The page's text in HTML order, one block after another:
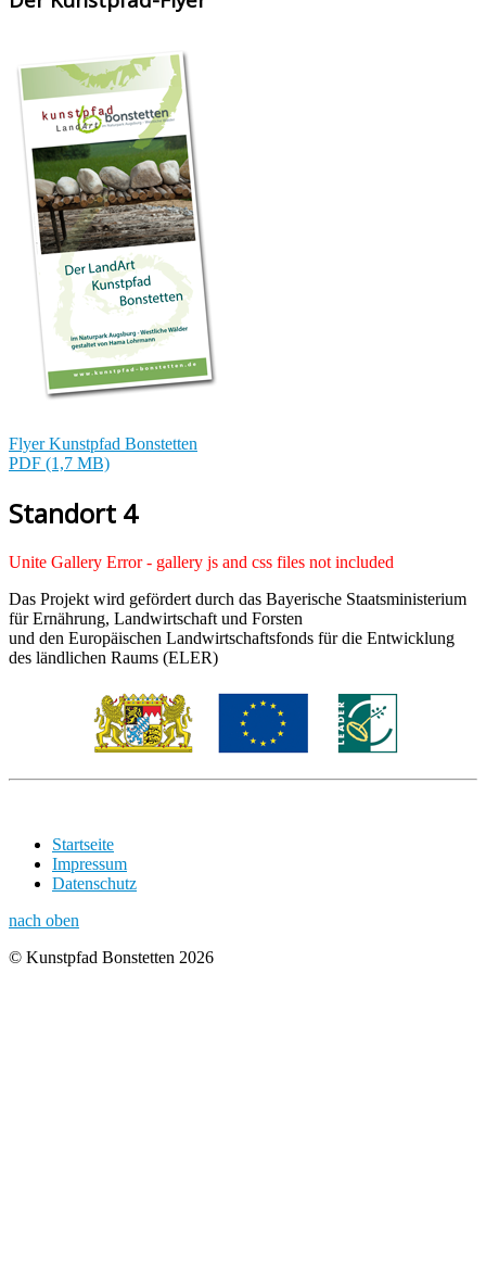
Flyer Kunstpfad Bonstetten
PDF (1,7 MB)
Standort 4
Unite Gallery Error - gallery js and css files not included
Das Projekt wird gefördert durch das Bayerische Staatsministerium
für Ernährung, Landwirtschaft und Forsten
und den Europäischen Landwirtschaftsfonds für die Entwicklung
des ländlichen Raums (ELER)
Startseite
Impressum
Datenschutz
nach oben
© Kunstpfad Bonstetten 2026